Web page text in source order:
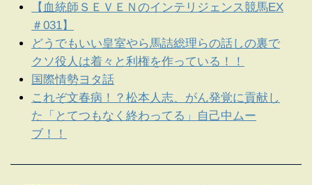
【血統師ＳＥＶＥＮのインテリジェンス競馬EX
＃031】
どうでもいい皇室やら馬詰総理らの話しの裏で
クソ役人は着々と利権を作っている！！
国際情勢ヨタ話
これぞ文春病！？松本人志、がん発覚に貢献し
た「とてつもなく終わってる」自己中ムー
ブ！！